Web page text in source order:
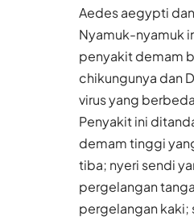
Aedes aegypti
Nyamuk-nyamuk
penyakit demam
chikungunya dan
virus yang
Penyakit ini
demam tinggi
tiba; nyeri sendi
pergelangan
pergelangan kaki;